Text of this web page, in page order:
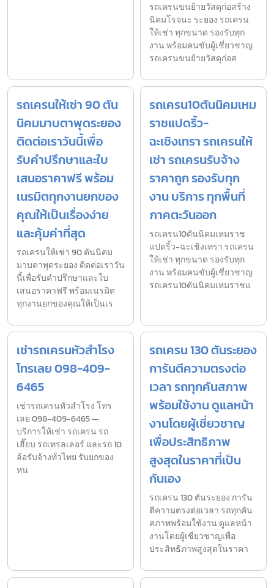
รถเครนขนย้ายวัสดุก่อสร้าง
นิคมโรจนะ ระยอง รถเครน
ให้เช่า ทุกขนาด รองรับทุก
งาน พร้อมคนขับผู้เชี่ยวชาญ
รถเครนขนย้ายวัสดุก่อส
รถเครนให้เช่า 90 ตัน
นิคมมาบตาพุดระยอง
ติดต่อเราวันนี้เพื่อ
รับคำปรึกษาและใบ
เสนอราคาฟรี พร้อม
เนรมิตทุกงานยกของ
คุณให้เป็นเรื่องง่าย
และคุ้มค่าที่สุด
รถเครนให้เช่า 90 ตันนิคม
มาบตาพุดระยอง ติดต่อเราวัน
นี้เพื่อรับคำปรึกษาและใบ
เสนอราคาฟรี พร้อมเนรมิต
ทุกงานยกของคุณให้เป็นเร
รถเครน10ตันนิคมเหม
ราชแปดริ้ว-
ฉะเชิงเทรา รถเครนให้
เช่า รถเครนรับจ้าง
ราคาถูก รองรับทุก
งาน บริการ ทุกพื้นที่
ภาคตะวันออก
รถเครน10ตันนิคมเหมราช
แปดริ้ว-ฉะเชิงเทรา รถเครน
ให้เช่า ทุกขนาด รองรับทุก
งาน พร้อมคนขับผู้เชี่ยวชาญ
รถเครน10ตันนิคมเหมราชแ
เช่ารถเครนหัวสำโรง
โทรเลย 098-409-
6465
เช่ารถเครนหัวสำโรง โทร
เลย 098-409-6465 —
บริการให้เช่า รถเครน รถ
เฮี๊ยบ รถเทรลเลอร์ และรถ 10
ล้อรับจ้างทั่วไทย รับยกของ
หน
รถเครน 130 ตันระยอง
การันตีความตรงต่อ
เวลา รถทุกคันสภาพ
พร้อมใช้งาน ดูแลหน้า
งานโดยผู้เชี่ยวชาญ
เพื่อประสิทธิภาพ
สูงสุดในราคาที่เป็น
กันเอง
รถเครน 130 ตันระยอง การัน
ตีความตรงต่อเวลา รถทุกคัน
สภาพพร้อมใช้งาน ดูแลหน้า
งานโดยผู้เชี่ยวชาญเพื่อ
ประสิทธิภาพสูงสุดในราคา